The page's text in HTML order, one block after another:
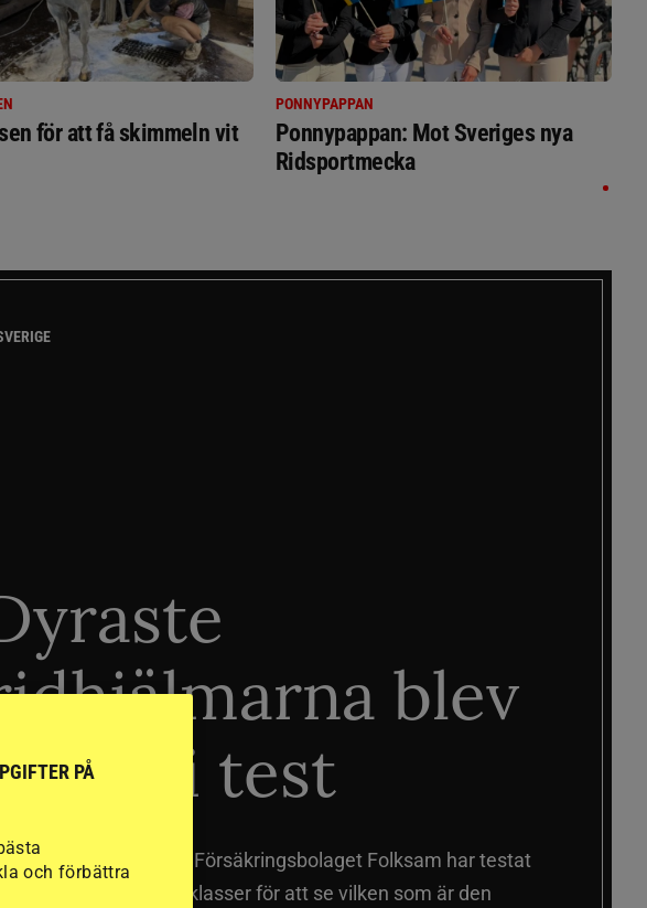
för att få skimmeln vit
PONNYPAPPAN
Ponnypappan: Mot Sveriges nya
Ridsportmecka
blev
i test
test av ridhjälmar Försäkringsbolaget Folksam har testat
ridhjälmar i olika prisklasser för att se vilken som är den
PÅ
och förbättra